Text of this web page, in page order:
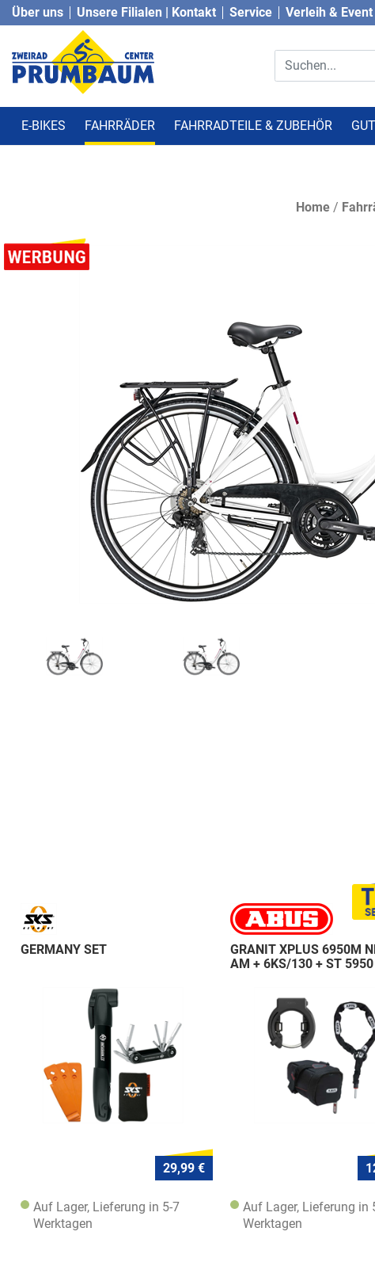
Über uns Unsere Filialen | Kontakt Service Verleih & Event
E-BIKES FAHRRÄDER FAHRRADTEILE & ZUBEHÖR
Home /
GERMANY SET
29,99 €
Auf Lager, Lieferung in 5-7
Werktagen
GRANIT XPLUS 6950M
AM + 6KS/130 + ST 5950
Auf Lager, Lieferung in
Werktagen